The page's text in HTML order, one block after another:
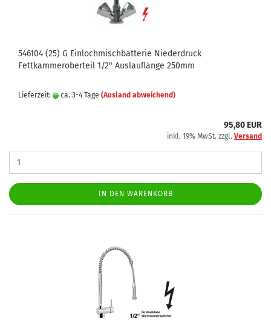
546104 (25) G Einlochmischbatterie Niederdruck
Fettkammeroberteil 1/2" Auslauflänge 250mm
Lieferzeit: ca. 3-4 Tage (Ausland abweichend)
95,80 EUR
inkl. 19% MwSt. zzgl. Versand
IN DEN WARENKORB